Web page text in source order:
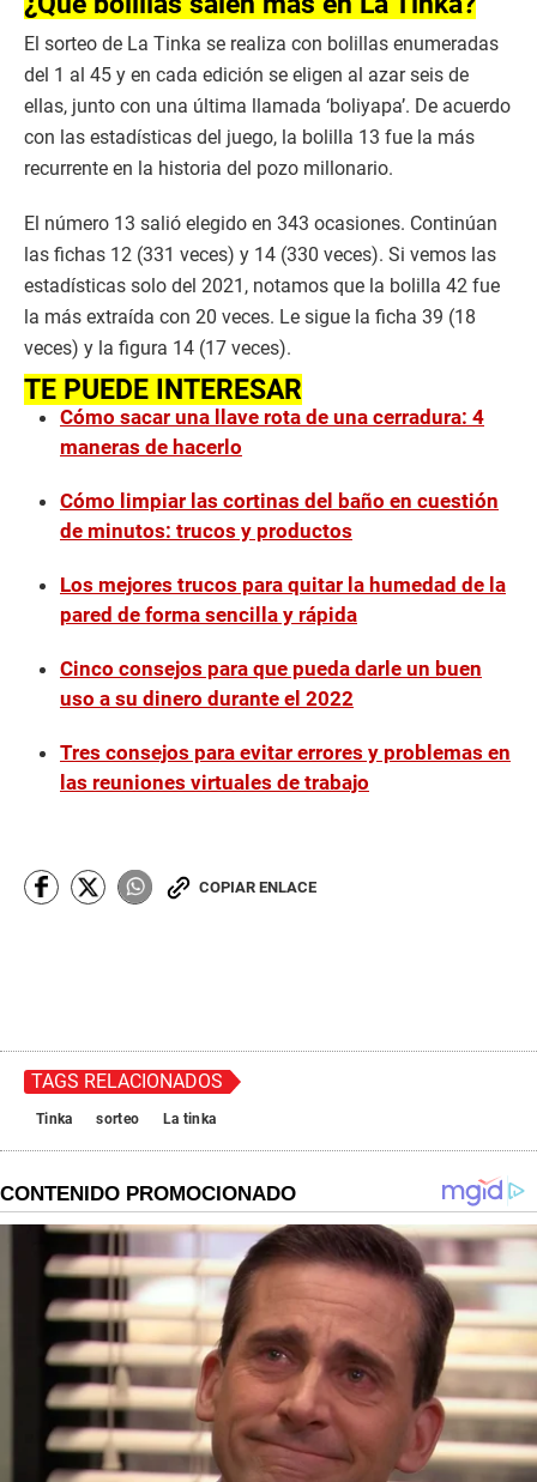
El sorteo de La Tinka se realiza con bolillas enumeradas
del 1 al 45 y en cada edición se eligen al azar seis de
ellas, junto con una última llamada ‘boliyapa’. De acuerdo
con las estadísticas del juego, la bolilla 13 fue la más
recurrente en la historia del pozo millonario.
El número 13 salió elegido en 343 ocasiones. Continúan
las fichas 12 (331 veces) y 14 (330 veces). Si vemos las
estadísticas solo del 2021, notamos que la bolilla 42 fue
la más extraída con 20 veces. Le sigue la ficha 39 (18
veces) y la figura 14 (17 veces).
TE PUEDE INTERESAR
Cómo sacar una llave rota de una cerradura: 4
maneras de hacerlo
Cómo limpiar las cortinas del baño en cuestión
de minutos: trucos y productos
Los mejores trucos para quitar la humedad de la
pared de forma sencilla y rápida
Cinco consejos para que pueda darle un buen
uso a su dinero durante el 2022
Tres consejos para evitar errores y problemas en
las reuniones virtuales de trabajo
COPIAR ENLACE
TAGS RELACIONADOS
Tinka sorteo La tinka